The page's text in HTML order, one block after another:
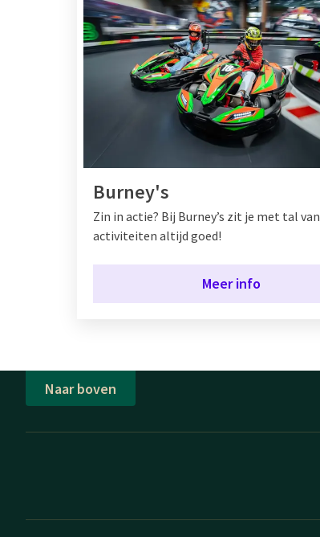
Burney's
Zin in actie? Bij Burney’s zit je met tal van
activiteiten altijd goed!
Meer info
Naar boven